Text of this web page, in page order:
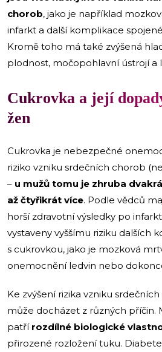
chorob, jako je například
infarkt a další komplikace
Kromě toho má také zvýšená
plodnost, močopohlavní ústrojí a
Cukrovka a její
žen
Cukrovka je nebezpečné
riziko vzniku srdečních chorob
– u mužů tomu je zhruba
až čtyřikrát více. Podle vědců
horší zdravotní výsledky po
vystaveny vyššímu riziku dalších
s cukrovkou, jako je mozková
onemocnění ledvin nebo
Ke zvýšení rizika vzniku
může docházet z různých příčin.
patří rozdílné biologické
přirozené rozložení tuku.